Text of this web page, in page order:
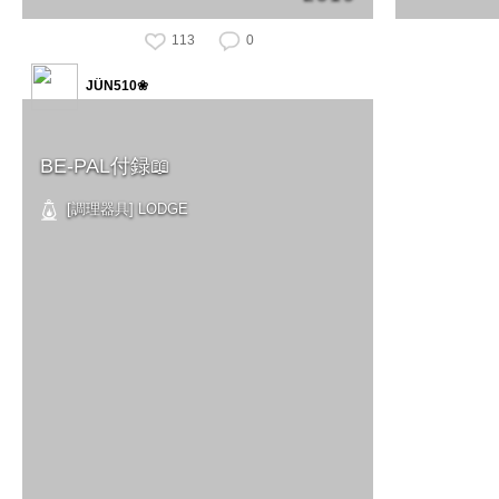
113 0
BE-PAL付録📖
[調理器具] LODGE
JÜN510❀